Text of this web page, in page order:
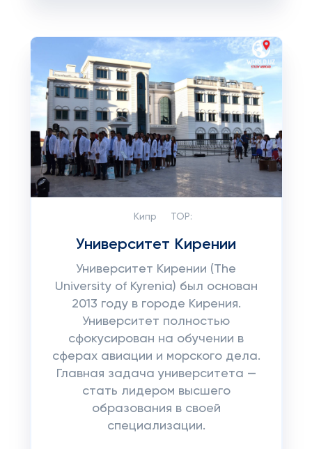
Кипр TOP:
Университет Кирении
Университет Кирении (The
University of Kyrenia) был основан
2013 году в городе Кирения.
Университет полностью
сфокусирован на обучении в
сферах авиации и морского дела.
Главная задача университета —
стать лидером высшего
образования в своей
специализации.